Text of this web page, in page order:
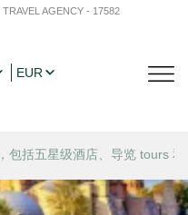
AGENCY - 17582
EUR
包括五星级酒店、导览 tours